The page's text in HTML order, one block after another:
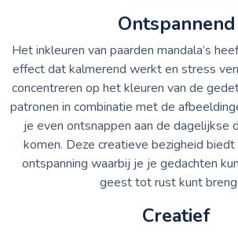
Ontspannend
Het inkleuren van paarden mandala’s
effect dat kalmerend werkt en stress
concentreren op het kleuren van de
patronen in combinatie met de
je even ontsnappen aan de dagelijkse
komen. Deze creatieve bezigheid
ontspanning waarbij je je gedachten
geest tot rust kunt
Creatief